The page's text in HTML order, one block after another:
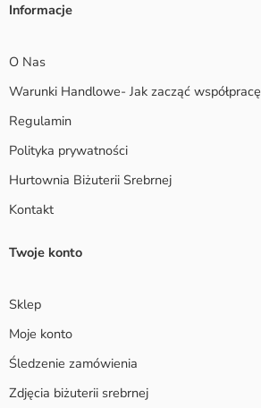
Informacje
O Nas
Warunki Handlowe- Jak zacząć współpracę
Regulamin
Polityka prywatności
Hurtownia Biżuterii Srebrnej
Kontakt
Twoje konto
Sklep
Moje konto
Śledzenie zamówienia
Zdjęcia biżuterii srebrnej